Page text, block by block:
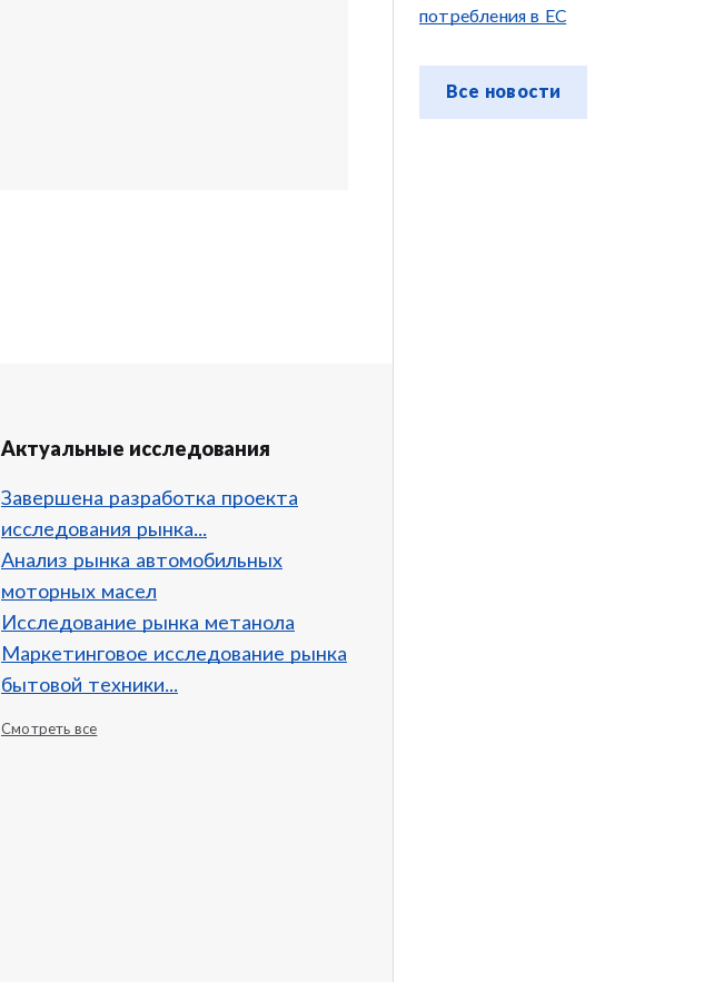
Актуальные исследования
Завершена разработка проекта
исследования рынка...
Анализ рынка автомобильных
моторных масел
Исследование рынка метанола
Маркетинговое исследование рынка
бытовой техники...
Смотреть все
потребления в ЕС
Все новости